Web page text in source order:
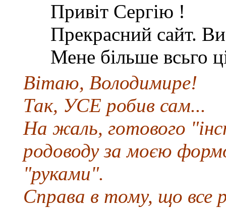
Привіт Сергію !
Прекрасний сайт.
Мене більше всьго
Вітаю, Володимире!
Так, УСЕ робив сам...
На жаль, готового
родоводу за моєю
"руками".
Справа в тому, що все